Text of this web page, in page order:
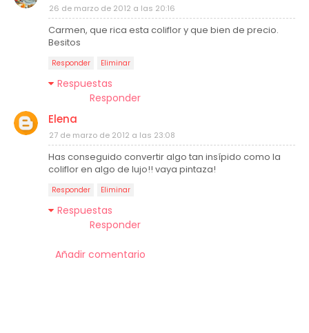
26 de marzo de 2012 a las 20:16
Carmen, que rica esta coliflor y que bien de precio.
Besitos
Responder Eliminar
Respuestas
Responder
Elena
27 de marzo de 2012 a las 23:08
Has conseguido convertir algo tan insípido como la
coliflor en algo de lujo!! vaya pintaza!
Responder Eliminar
Respuestas
Responder
Añadir comentario